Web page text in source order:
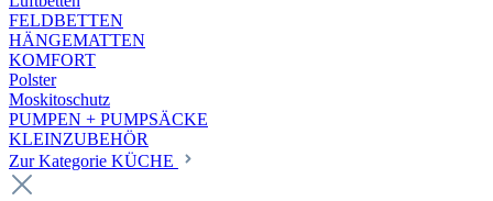
FELDBETTEN
HÄNGEMATTEN
KOMFORT
Polster
Moskitoschutz
PUMPEN + PUMPSÄCKE
KLEINZUBEHÖR
Zur Kategorie KÜCHE